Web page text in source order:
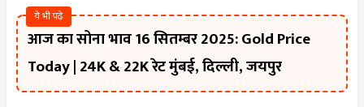
ये भी पढ़े
आज का सोना भाव 16 सितम्बर 2025: Gold Price
Today | 24K & 22K रेट मुंबई, दिल्ली, जयपुर